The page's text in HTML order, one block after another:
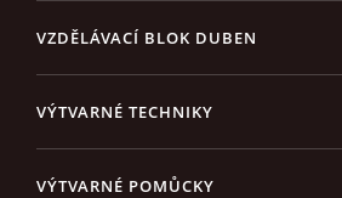
VZDĚLÁVACÍ BLOK DUBEN
VÝTVARNÉ TECHNIKY
VÝTVARNÉ POMŮCKY